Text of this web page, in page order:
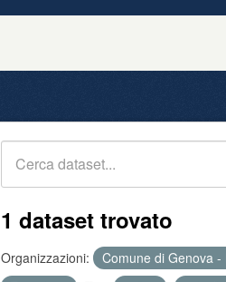
1 dataset trovato
Organizzazioni: Comune di Genova